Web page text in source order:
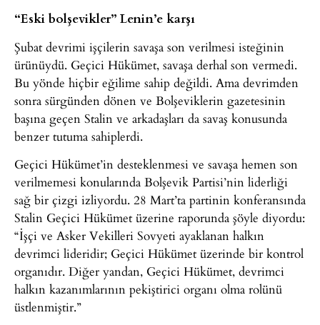
“Eski bolşevikler” Lenin’e karşı
Şubat devrimi işçilerin savaşa son verilmesi isteğinin
ürünüydü. Geçici Hükümet, savaşa derhal son vermedi.
Bu yönde hiçbir eğilime sahip değildi. Ama devrimden
sonra sürgünden dönen ve Bolşeviklerin gazetesinin
başına geçen Stalin ve arkadaşları da savaş konusunda
benzer tutuma sahiplerdi.
Geçici Hükümet’in desteklenmesi ve savaşa hemen son
verilmemesi konularında Bolşevik Partisi’nin liderliği
sağ bir çizgi izliyordu. 28 Mart’ta partinin konferansında
Stalin Geçici Hükümet üzerine raporunda şöyle diyordu:
“İşçi ve Asker Vekilleri Sovyeti ayaklanan halkın
devrimci lideridir; Geçici Hükümet üzerinde bir kontrol
organıdır. Diğer yandan, Geçici Hükümet, devrimci
halkın kazanımlarının pekiştirici organı olma rolünü
üstlenmiştir.”